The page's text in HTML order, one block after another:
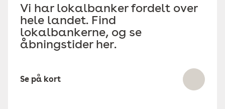
Vi har lokalbanker fordelt over
hele landet. Find
lokalbankerne, og se
åbningstider her.
Se på kort